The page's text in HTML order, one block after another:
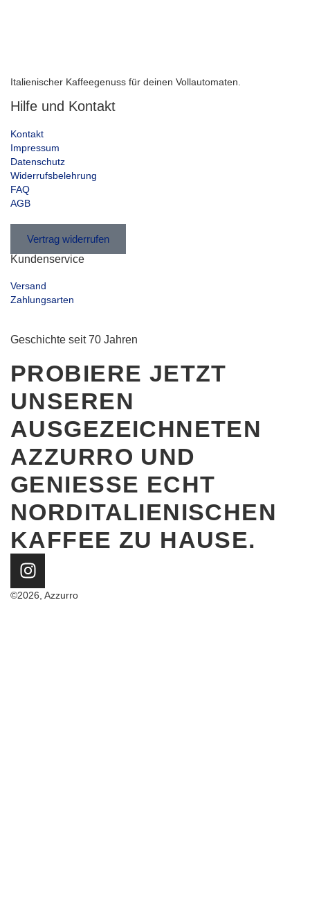
Italienischer Kaffeegenuss für deinen Vollautomaten.
Hilfe und Kontakt
Kontakt
Impressum
Datenschutz
Widerrufsbelehrung
FAQ
AGB
Vertrag widerrufen
Kundenservice
Versand
Zahlungsarten
Geschichte seit 70 Jahren
PROBIERE JETZT
UNSEREN
AUSGEZEICHNETEN
AZZURRO UND
GENIESSE ECHT N
ORDITALIENISCHEN K
AFFEE ZU HAUSE.
©2026, Azzurro